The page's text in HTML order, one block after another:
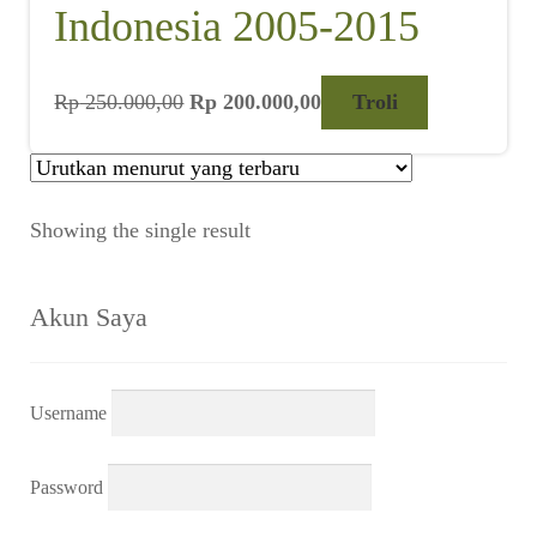
Indonesia 2005-2015
Rp250.000,00
aslinya
Rp 250.000,00.
Rp 200.000,00 Troli
Showing the single result
Akun Saya
Username
Password